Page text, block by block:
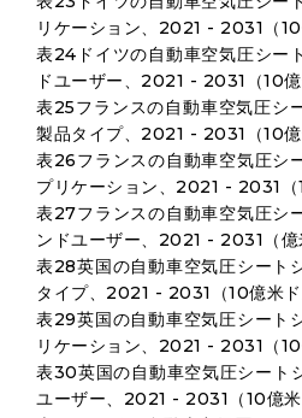
リケーション、2021 - 2031（10
表24ドイツの自動車空気圧シー
ドユーザー、2021 - 2031（10億
表25フランスの自動車空気圧シ
製品タイプ、2021 - 2031（10億
表26フランスの自動車空気圧シ
プリケーション、2021 - 2031（
表27フランスの自動車空気圧シ
ンドユーザー、2021 - 2031（億
表28英国の自動車空気圧シート
タイプ、2021 - 2031（10億米ド
表29英国の自動車空気圧シート
リケーション、2021 - 2031（10
表30英国の自動車空気圧シート
ユーザー、2021 - 2031（10億米